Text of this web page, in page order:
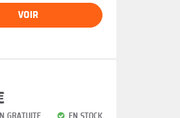
VOIR
GRATUITE EN STOCK